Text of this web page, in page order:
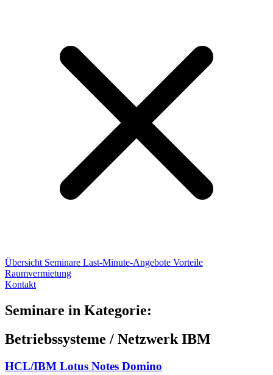
Übersicht Seminare Last-Minute-Angebote Vorteile
Raumvermietung
Kontakt
Seminare in Kategorie:
Betriebssysteme / Netzwerk IBM
HCL/IBM Lotus Notes Domino